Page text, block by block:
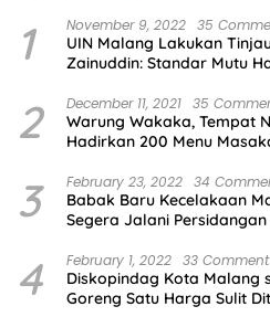
1 November 9, 2022 35
UIN Malang Lakukan
Zainuddin: Standar Mutu
2 December 11, 2021 35
Warung Wakaka, Tempat
Hadirkan 200 Menu
3 February 23, 2022 34
Babak Baru Kecelakaan
Segera Jalani Persidangan
4 February 1, 2022 33 Comment
Diskopindag Kota Malang
Goreng Satu Harga Sulit